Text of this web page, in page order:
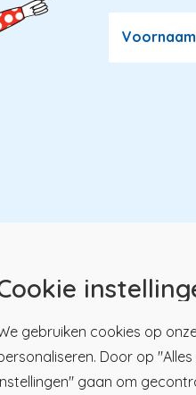
Voornaam
gebruiken cookies op
Door op
gaan om
BK
Menu
Paramedici